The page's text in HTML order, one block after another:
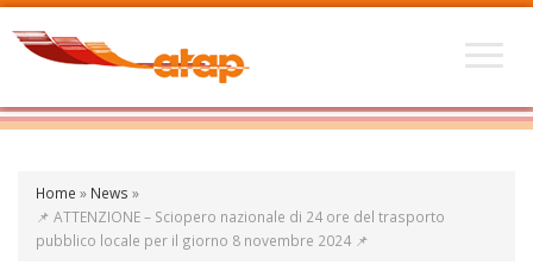
Home » News »
📌 ATTENZIONE – Sciopero nazionale di 24 ore del trasporto
pubblico locale per il giorno 8 novembre 2024 📌